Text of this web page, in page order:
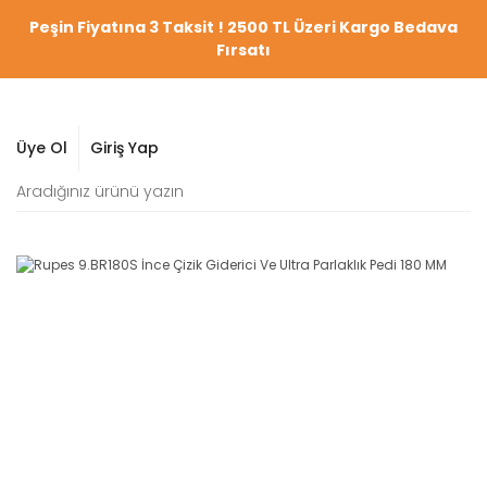
Peşin Fiyatına 3 Taksit ! 2500 TL Üzeri Kargo Bedava
Fırsatı
Üye Ol Giriş Yap